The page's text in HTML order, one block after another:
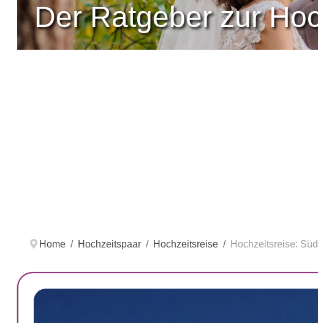
Der Ratgeber zur
Home Hochzeitspaar Hochzeitsreise Hochzeitsreise: